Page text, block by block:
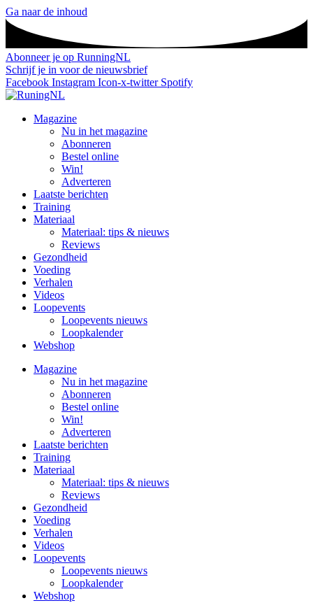
Ga naar de inhoud
Abonneer je op RunningNL
Schrijf je in voor de nieuwsbrief
Facebook Instagram Icon-x-twitter Spotify
Magazine
Nu in het magazine
Abonneren
Bestel online
Win!
Adverteren
Laatste berichten
Training
Materiaal
Materiaal: tips & nieuws
Reviews
Gezondheid
Voeding
Verhalen
Videos
Loopevents
Loopevents nieuws
Loopkalender
Webshop
Magazine
Nu in het magazine
Abonneren
Bestel online
Win!
Adverteren
Laatste berichten
Training
Materiaal
Materiaal: tips & nieuws
Reviews
Gezondheid
Voeding
Verhalen
Videos
Loopevents
Loopevents nieuws
Loopkalender
Webshop